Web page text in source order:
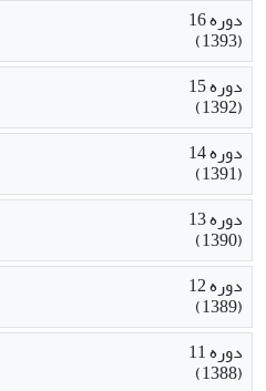
دوره 16
(1393)
دوره 15
(1392)
دوره 14
(1391)
دوره 13
(1390)
دوره 12
(1389)
دوره 11
(1388)